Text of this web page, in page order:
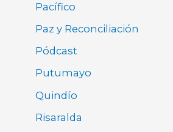
Pacífico
Paz y Reconciliación
Pódcast
Putumayo
Quindío
Risaralda